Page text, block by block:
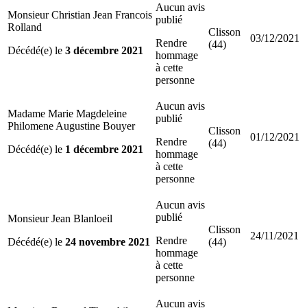
Monsieur Christian Jean Francois
Rolland
Décédé(e) le 3 décembre 2021
Aucun avis
publié
Rendre
hommage
à cette
personne
Clisson
(44)
03/12/2021
Madame Marie Magdeleine
Philomene Augustine Bouyer
Décédé(e) le 1 décembre 2021
Aucun avis
publié
Rendre
hommage
à cette
personne
Clisson
(44)
01/12/2021
Monsieur Jean Blanloeil
Décédé(e) le 24 novembre 2021
Aucun avis
publié
Rendre
hommage
à cette
personne
Clisson
(44)
24/11/2021
Aucun avis